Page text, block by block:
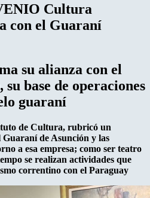
Cultura
con el Guaraní
su alianza con el
base de operaciones
guaraní
de Cultura, rubricó un
de Asunción y las
a esa empresa; como ser teatro
se realizan actividades que
correntino con el Paraguay